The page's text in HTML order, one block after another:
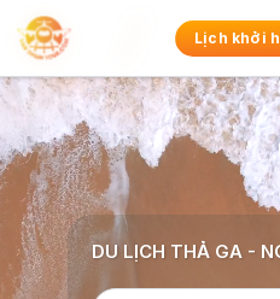
Lịch khởi
DU LỊCH THẢ GA -